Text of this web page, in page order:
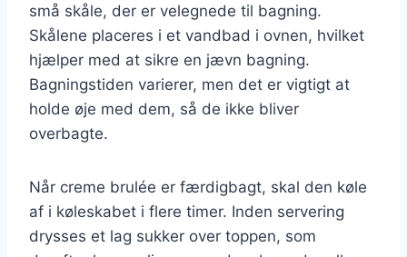
små skåle, der er velegnede til bagning.
Skålene placeres i et vandbad i ovnen, hvilket
hjælper med at sikre en jævn bagning.
Bagningstiden varierer, men det er vigtigt at
holde øje med dem, så de ikke bliver
overbagte.
Når creme brulée er færdigbagt, skal den køle
af i køleskabet i flere timer. Inden servering
drysses et lag sukker over toppen, som